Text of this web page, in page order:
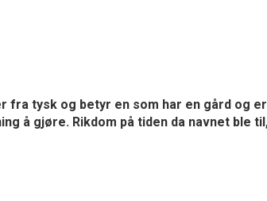
tysk og betyr en som har en gård og
å gjøre. Rikdom på tiden da navnet ble